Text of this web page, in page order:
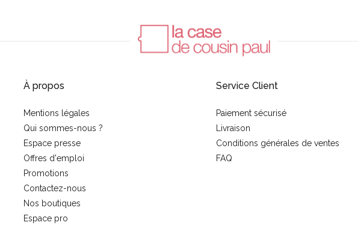
À propos
Mentions légales
Qui sommes-nous ?
Espace presse
Offres d'emploi
Promotions
Contactez-nous
Nos boutiques
Espace pro
Service Client
Paiement sécurisé
Livraison
Conditions générales de ventes
FAQ